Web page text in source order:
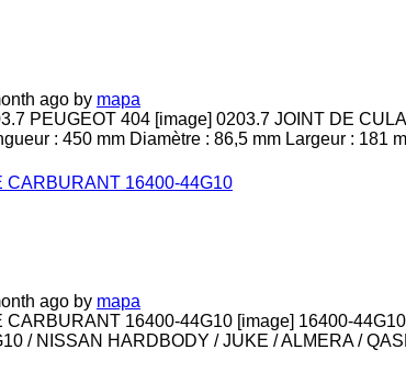
ago by mapa
PEUGEOT 404 [image] 0203.7 JOINT DE
: 450 mm Diamètre : 86,5 mm Largeur : 181
CARBURANT 16400-44G10
ago by mapa
CARBURANT 16400-44G10 [image] 16400-
/ NISSAN HARDBODY / JUKE / ALMERA /